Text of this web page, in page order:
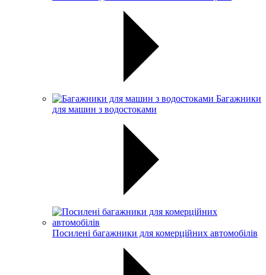
Багажники
для машин з водостоками
Посилені багажники для комерційних автомобілів